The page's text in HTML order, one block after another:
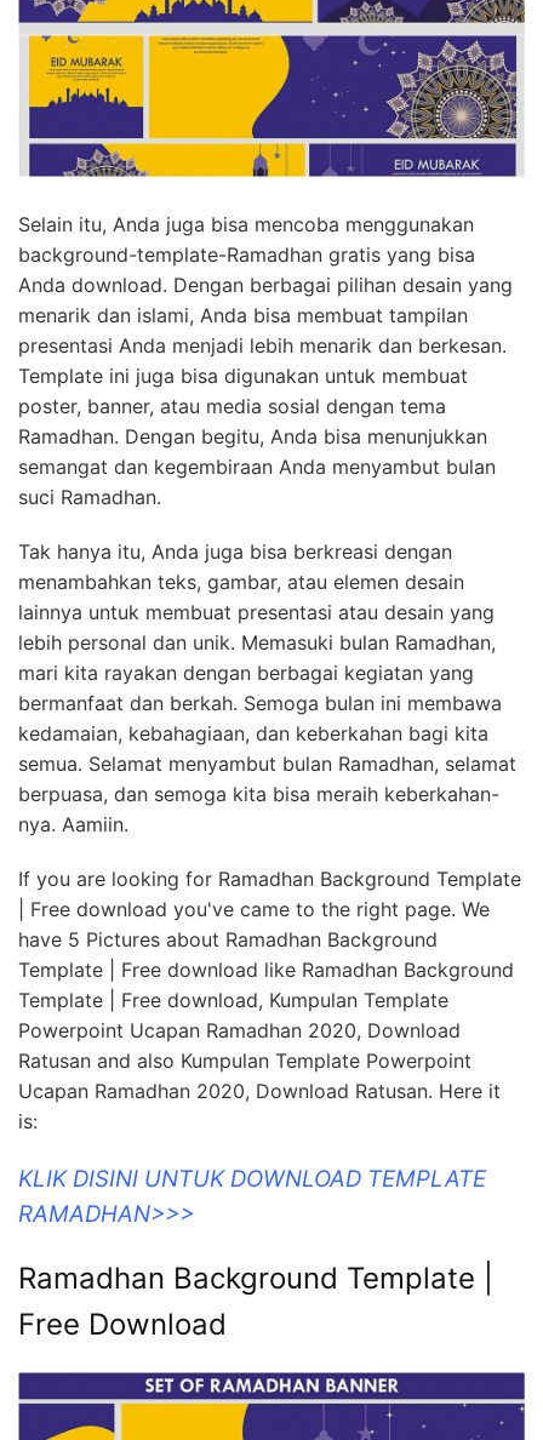
Selain itu, Anda juga bisa mencoba menggunakan
background-template-Ramadhan gratis yang bisa
Anda download. Dengan berbagai pilihan desain yang
menarik dan islami, Anda bisa membuat tampilan
presentasi Anda menjadi lebih menarik dan berkesan.
Template ini juga bisa digunakan untuk membuat
poster, banner, atau media sosial dengan tema
Ramadhan. Dengan begitu, Anda bisa menunjukkan
semangat dan kegembiraan Anda menyambut bulan
suci Ramadhan.
Tak hanya itu, Anda juga bisa berkreasi dengan
menambahkan teks, gambar, atau elemen desain
lainnya untuk membuat presentasi atau desain yang
lebih personal dan unik. Memasuki bulan Ramadhan,
mari kita rayakan dengan berbagai kegiatan yang
bermanfaat dan berkah. Semoga bulan ini membawa
kedamaian, kebahagiaan, dan keberkahan bagi kita
semua. Selamat menyambut bulan Ramadhan, selamat
berpuasa, dan semoga kita bisa meraih keberkahan-
nya. Aamiin.
If you are looking for Ramadhan Background Template
| Free download you've came to the right page. We
have 5 Pictures about Ramadhan Background
Template | Free download like Ramadhan Background
Template | Free download, Kumpulan Template
Powerpoint Ucapan Ramadhan 2020, Download
Ratusan and also Kumpulan Template Powerpoint
Ucapan Ramadhan 2020, Download Ratusan. Here it
is:
KLIK DISINI UNTUK DOWNLOAD TEMPLATE
RAMADHAN>>>
Ramadhan Background Template |
Free Download